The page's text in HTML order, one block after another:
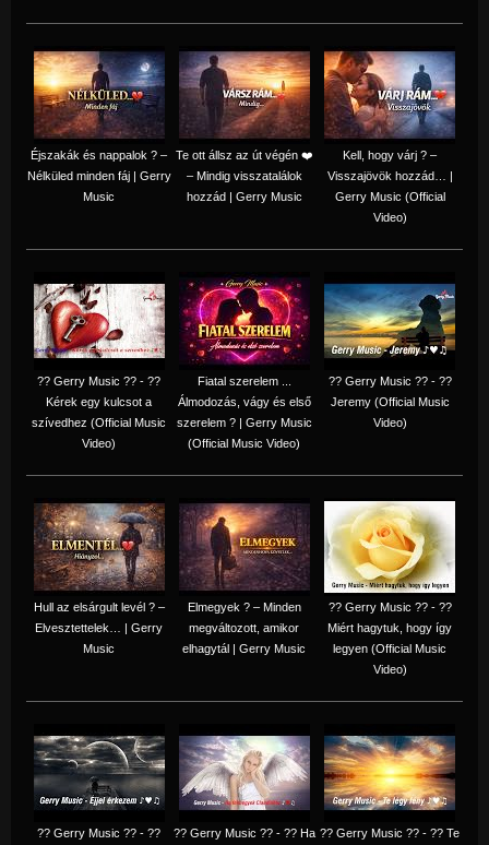
Éjszakák és nappalok ? –
Nélküled minden fáj | Gerry
Music
Te ott állsz az út végén ❤️
– Mindig visszatalálok
hozzád | Gerry Music
Kell, hogy várj ? –
Visszajövök hozzád… |
Gerry Music (Official
Video)
?? Gerry Music ?? - ??
Kérek egy kulcsot a
szívedhez (Official Music
Video)
Fiatal szerelem ...
Álmodozás, vágy és első
szerelem ? | Gerry Music
(Official Music Video)
?? Gerry Music ?? - ??
Jeremy (Official Music
Video)
Hull az elsárgult levél ? –
Elvesztettelek… | Gerry
Music
Elmegyek ? – Minden
megváltozott, amikor
elhagytál | Gerry Music
?? Gerry Music ?? - ??
Miért hagytuk, hogy így
legyen (Official Music
Video)
?? Gerry Music ?? - ??
?? Gerry Music ?? - ?? Ha ?? Gerry Music ?? - ?? Te